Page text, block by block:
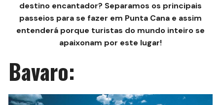
destino encantador? Separamos os principais
passeios para se fazer em Punta Cana e assim
entenderá porque turistas do mundo inteiro se
apaixonam por este lugar!
Bavaro: